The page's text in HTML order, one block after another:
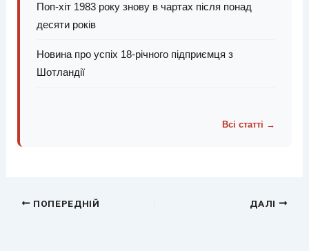
Поп-хіт 1983 року знову в чартах після понад
десяти років
Новина про успіх 18-річного підприємця з
Шотландії
Всі статті →
ПОПЕРЕДНІЙ ДАЛІ